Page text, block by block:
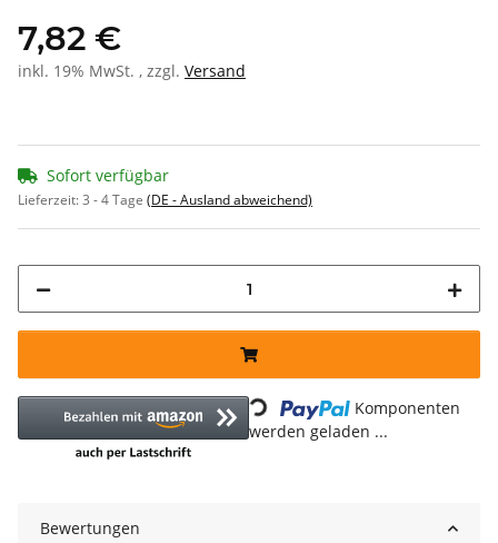
7,82 €
inkl. 19% MwSt. , zzgl. Versand
Sofort verfügbar
Lieferzeit:3 - 4 Tage (DE - Ausland abweichend)
Loading...
Komponenten
werden geladen ...
Bewertungen